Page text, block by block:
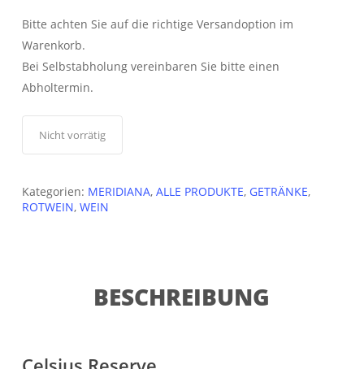
Bitte achten Sie auf die richtige Versandoption im
Warenkorb.
Bei Selbstabholung vereinbaren Sie bitte einen
Abholtermin.
Nicht vorrätig
Kategorien: MERIDIANA, ALLE PRODUKTE, GETRÄNKE,
ROTWEIN, WEIN
BESCHREIBUNG